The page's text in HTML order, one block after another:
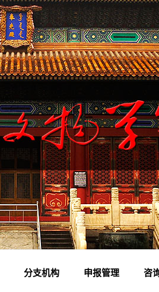
分支机构 申报管理 咨